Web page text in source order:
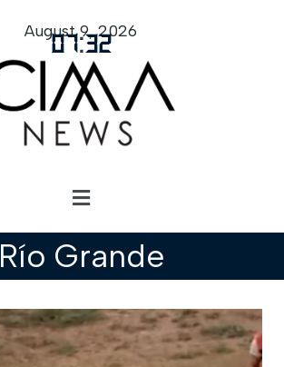
07:32
August 9, 2026
Río Grande